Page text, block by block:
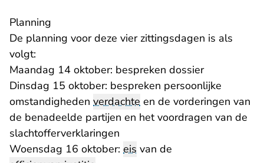
Planning
De planning voor deze vier zittingsdagen is als
volgt:
Maandag 14 oktober: bespreken dossier
Dinsdag 15 oktober: bespreken persoonlijke
omstandigheden verdachte en de vorderingen van
de benadeelde partijen en het voordragen van de
slachtofferverklaringen
Woensdag 16 oktober: eis van de